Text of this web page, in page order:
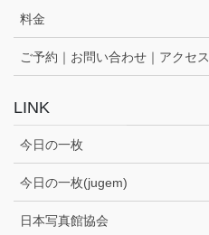
料金
ご予約｜お問い合わせ｜アクセス
LINK
今日の一枚
今日の一枚(jugem)
日本写真館協会